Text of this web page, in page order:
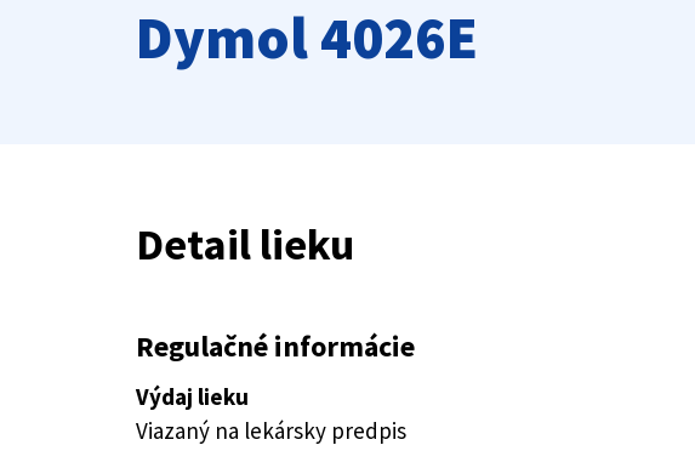
Dymol 4026E
Detail lieku
Regulačné informácie
Výdaj lieku
Viazaný na lekársky predpis